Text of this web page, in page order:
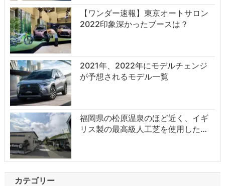
【ワンダー速報】東京オートサロン
2022印象深かったブースは？
2021年、2022年にモデルチェンジ
が予想されるモデル一覧
福岡県の松原温泉のほど近く、イギ
リス製の最高級人工芝を使用した…
カテゴリー